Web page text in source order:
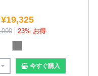
¥19,325
23% お得
今すぐ購入